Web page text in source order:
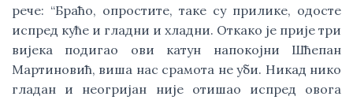
рече: “Браћо, опростите, таке су прилике, одосте
испред куће и гладни и хладни. Откако је прије три
вијека подигао ови катун напокојни Шћепан
Мартиновић, виша нас срамота не уби. Никад нико
гладан и неогријан није отишао испред овога